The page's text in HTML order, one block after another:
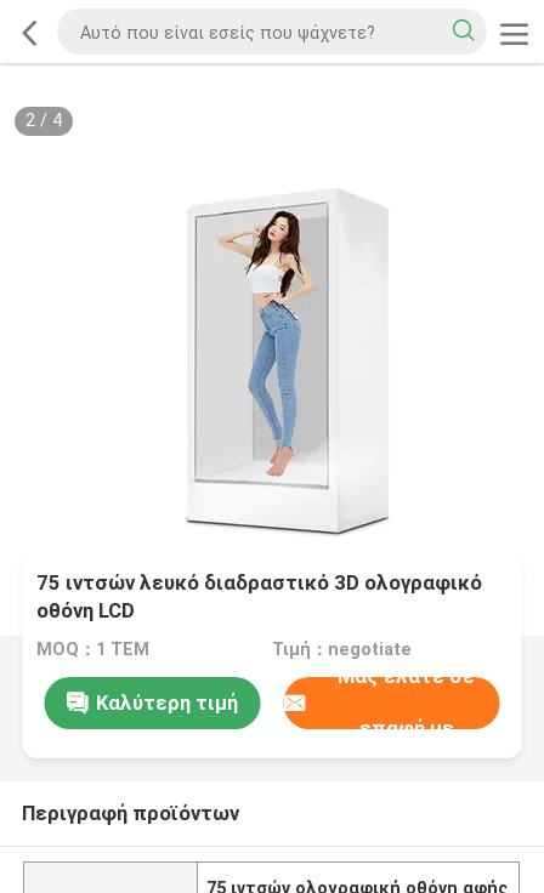
2/ 4
75 ιντσών λευκό διαδραστικό 3D ολογραφικό
οθόνη LCD
MOQ：1 ΤΕΜ Τιμή：negotiate
Καλύτερη τιμή
Μας ελάτε σε
επαφή με
Περιγραφή προϊόντων
75 ιντσών ολογραφική οθόνη αφής